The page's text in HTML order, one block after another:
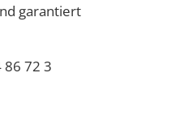
garantiert
86 72 3